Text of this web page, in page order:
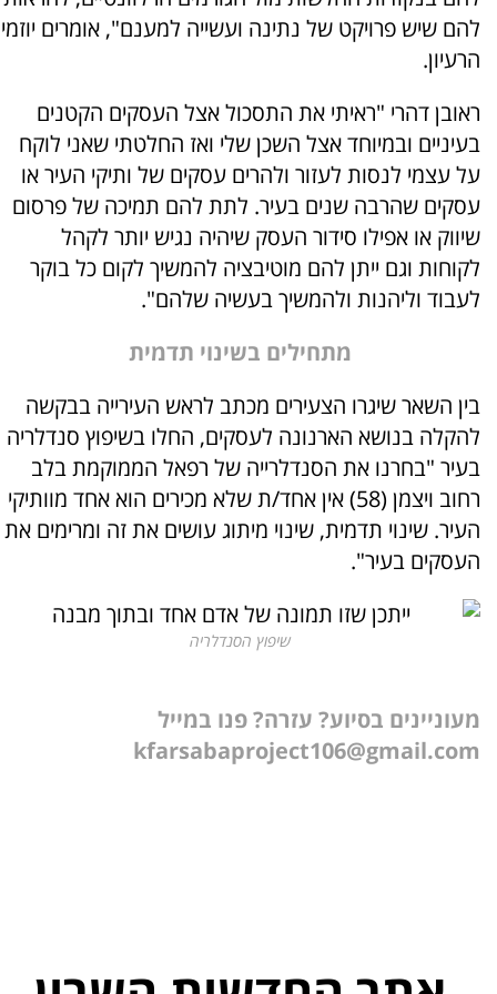
להם שיש פרויקט של נתינה ועשייה למענם", אומרים יוזמי
הרעיון.
ראובן דהרי "ראיתי את התסכול אצל העסקים הקטנים
בעיניים ובמיוחד אצל השכן שלי ואז החלטתי שאני לוקח
על עצמי לנסות לעזור ולהרים עסקים של ותיקי העיר או
עסקים שהרבה שנים בעיר. לתת להם תמיכה של פרסום
שיווק או אפילו סידור העסק שיהיה נגיש יותר לקהל
לקוחות וגם ייתן להם מוטיבציה להמשיך לקום כל בוקר
לעבוד וליהנות ולהמשיך בעשיה שלהם".
מתחילים בשינוי תדמית
בין השאר שיגרו הצעירים מכתב לראש העירייה בבקשה
להקלה בנושא הארנונה לעסקים, החלו בשיפוץ סנדלריה
בעיר "בחרנו את הסנדלרייה של רפאל הממוקמת בלב
רחוב ויצמן (58) אין אחד/ת שלא מכירים הוא אחד מוותיקי
העיר. שינוי תדמית, שינוי מיתוג עושים את זה ומרימים את
העסקים בעיר".
שיפוץ הסנדלריה
מעוניינים בסיוע? עזרה? פנו במייל
kfarsabaproject106@gmail.com